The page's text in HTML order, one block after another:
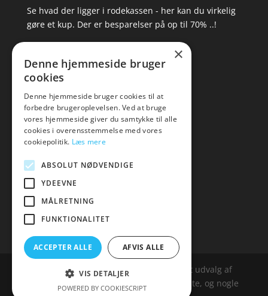
Se hvad der ligger i rodekassen - her kan du virkelig
gøre et kup. Der er besparelser på op til 70% ..!
Tlf: 7876 8672
Mail: hej@amare.dk
Amare.dk er siden, der samler et bredt udvalg af
spændende varer. Siden er et affailiatesite, og nogle
×
Denne hjemmeside bruger
cookies
Denne hjemmeside bruger cookies til at
forbedre brugeroplevelsen. Ved at bruge
vores hjemmeside giver du samtykke til alle
cookies i overensstemmelse med vores
cookiepolitik. Læs mere
ABSOLUT NØDVENDIGE
YDEEVNE
MÅLRETNING
FUNKTIONALITET
ACCEPTER ALLE AFVIS ALLE
VIS DETALJER
POWERED BY COOKIESCRIPT